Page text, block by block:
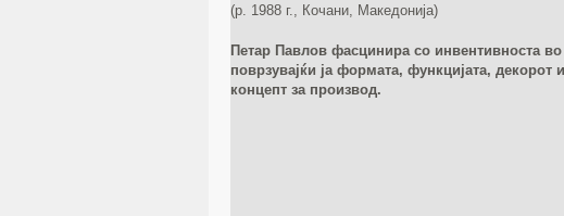
(р. 1988 г., Кочани, Македонија)
Петар Павлов фасцинира со инвентивноста
поврзувајќи ја формата, функцијата, декорот
концепт за производ.